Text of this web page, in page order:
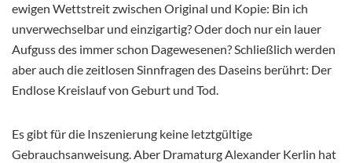
ewigen Wettstreit zwischen Original und Kopie: Bin ich
unverwechselbar und einzigartig? Oder doch nur ein lauer
Aufguss des immer schon Dagewesenen? Schließlich werden
aber auch die zeitlosen Sinnfragen des Daseins berührt: Der
Endlose Kreislauf von Geburt und Tod.
Es gibt für die Inszenierung keine letztgültige
Gebrauchsanweisung. Aber Dramaturg Alexander Kerlin hat